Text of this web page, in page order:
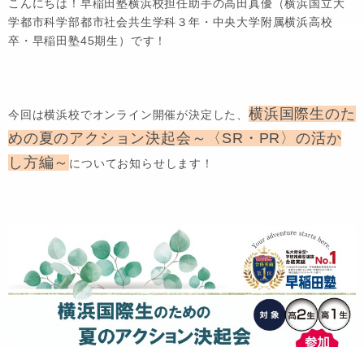
こんにちは！早稲田塾横浜校担任助手の高田真優（横浜国立大
学都市科学部都市社会共生学科３年・中央大学附属横浜高校
卒・早稲田塾45期生）です！
今回は横浜校でオンライン開催が決定した、横浜国際生のた
めの夏のアクション決起会～〈SR・PR〉の活か
し方編～ についてお知らせします！